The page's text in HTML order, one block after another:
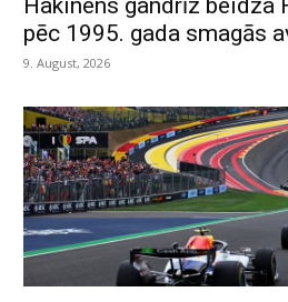
Hakinens gandrīz beidza
pēc 1995. gada smagās
9. August, 2026